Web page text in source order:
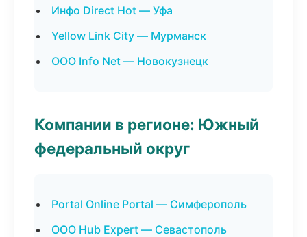
Инфо Direct Hot — Уфа
Yellow Link City — Мурманск
ООО Info Net — Новокузнецк
Компании в регионе: Южный
федеральный округ
Portal Online Portal — Симферополь
ООО Hub Expert — Севастополь